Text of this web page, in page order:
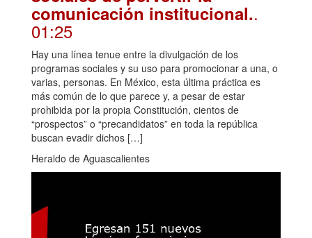
comunicación institucional..
01:25
Hay una línea tenue entre la divulgación de los
programas sociales y su uso para promocionar a una, o
varias, personas. En México, esta última práctica es
más común de lo que parece y, a pesar de estar
prohibida por la propia Constitución, cientos de
“prospectos” o “precandidatos” en toda la república
buscan evadir dichos […]
Heraldo de Aguascalientes